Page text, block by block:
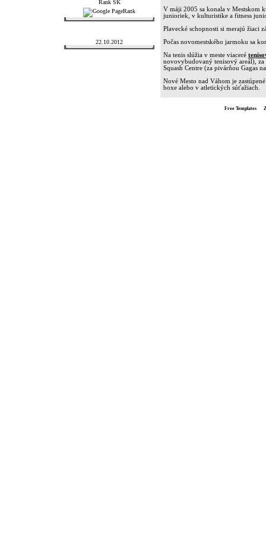
22.10.2012
V máji 2005 sa konala v Mestskom
junioriek, v kulturistike a fitness
Plavecké schopnosti si merajú žiaci
Počas novomestského jarmoku sa
Na tenis slúžia v meste viaceré
novovybudovaný tenisový areál),
Squash Centre (za pivárňou Gagas
Nové Mesto nad Váhom je
boxe alebo v atletických súťažiach.
Free Templatesby